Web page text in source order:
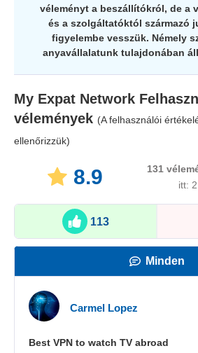
véleményt a beszállítókról, de a
és a szolgáltatóktól származó
figyelembe vesszük. Némely
anyavállalatunk tulajdonában
My Expat Network
vélemények (A felhasználói
ellenőrizzük)
8.9 131
itt:
113
Minden
Carmel Lopez
Best VPN to watch TV abroad